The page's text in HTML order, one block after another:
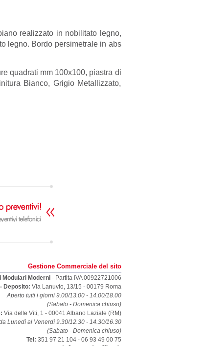
realizzato in nobilitato legno,
legno. Bordo persimetrale in abs
quadrati mm 100x100, piastra di
Bianco, Grigio Metallizzato,
Gestione Commerciale del sito
Modulari Moderni- Partita IVA 00922721006
Deposito: Via Lanuvio, 13/15 - 00179 Roma
Aperto tutti i giorni 9.00/13.00 - 14.00/18.00
(Sabato - Domenica chiuso)
Via delle Viti, 1 - 00041 Albano Laziale (RM)
Lunedì al Venerdì 9.30/12.30 - 14.30/16.30
(Sabato - Domenica chiuso)
Tel: 351 97 21 104 - 06 93 49 00 75